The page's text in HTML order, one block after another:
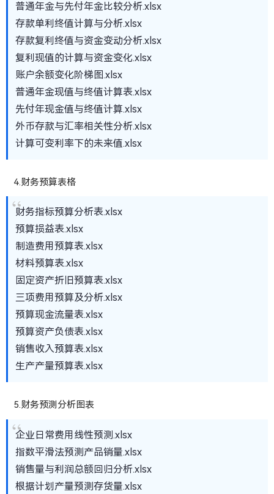
普通年金与先付年金比较分析.xlsx
存款单利终值计算与分析.xlsx
存款复利终值与资金变动分析.xlsx
复利现值的计算与资金变化.xlsx
账户余额变化阶梯图.xlsx
普通年金现值与终值计算表.xlsx
先付年现金值与终值计算.xlsx
外币存款与汇率相关性分析.xlsx
计算可变利率下的未来值.xlsx
4.财务预算表格
财务指标预算分析表.xlsx
预算损益表.xlsx
制造费用预算表.xlsx
材料预算表.xlsx
固定资产折旧预算表.xlsx
三项费用预算及分析.xlsx
预算现金流量表.xlsx
预算资产负债表.xlsx
销售收入预算表.xlsx
生产产量预算表.xlsx
5.财务预测分析图表
企业日常费用线性预测.xlsx
指数平滑法预测产品销量.xlsx
销售量与利润总额回归分析.xlsx
根据计划产量预测存货量.xlsx